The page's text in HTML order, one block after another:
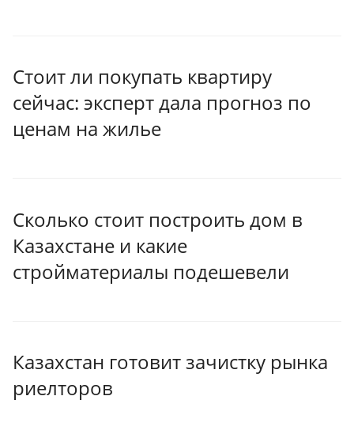
Стоит ли покупать квартиру
сейчас: эксперт дала прогноз по
ценам на жилье
Сколько стоит построить дом в
Казахстане и какие
стройматериалы подешевели
Казахстан готовит зачистку рынка
риелторов